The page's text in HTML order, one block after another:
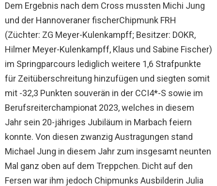
Dem Ergebnis nach dem Cross mussten Michi Jung
und der Hannoveraner fischerChipmunk FRH
(Züchter: ZG Meyer-Kulenkampff; Besitzer: DOKR,
Hilmer Meyer-Kulenkampff, Klaus und Sabine Fischer)
im Springparcours lediglich weitere 1,6 Strafpunkte
für Zeitüberschreitung hinzufügen und siegten somit
mit -32,3 Punkten souverän in der CCI4*-S sowie im
Berufsreiterchampionat 2023, welches in diesem
Jahr sein 20-jähriges Jubiläum in Marbach feiern
konnte. Von diesen zwanzig Austragungen stand
Michael Jung in diesem Jahr zum insgesamt neunten
Mal ganz oben auf dem Treppchen. Dicht auf den
Fersen war ihm jedoch Chipmunks Ausbilderin Julia